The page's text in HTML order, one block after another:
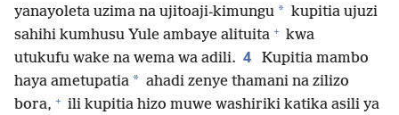
yanayoleta uzima na ujitoaji-kimungu * kupitia ujuzi
sahihi kumhusu Yule ambaye alituita + kwa
utukufu wake na wema wa adili. 4
Kupitia mambo
haya ametupatia * ahadi zenye thamani na zilizo
bora, + ili kupitia hizo muwe washiriki katika asili ya